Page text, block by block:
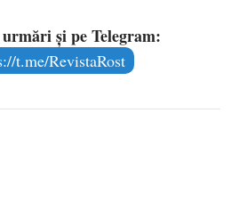
și pe Telegram:
t.me/RevistaRost